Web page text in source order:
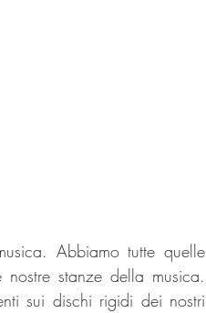
Abbiamo tutte quelle
stanze della musica.
sui dischi rigidi dei nostri